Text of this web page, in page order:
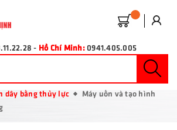
- Hồ Chí Minh: 0941.405.005
dây bằng thủy lực
Máy uốn và tạo hình